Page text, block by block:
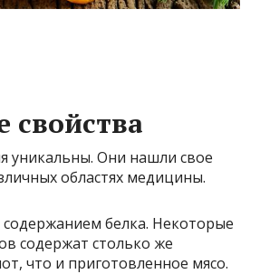
свойства
уникальны. Они нашли свое
областях медицины.
белка. Некоторые
содержат столько же
что и приготовленное мясо.